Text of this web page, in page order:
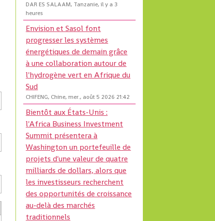
DAR ES SALAAM, Tanzanie, il y a 3
heures
Envision et Sasol font
progresser les systèmes
énergétiques de demain grâce
à une collaboration autour de
l'hydrogène vert en Afrique du
Sud
CHIFENG, Chine, mer., août 5 2026 21:42
Bientôt aux États-Unis :
l'Africa Business Investment
Summit présentera à
Washington un portefeuille de
projets d'une valeur de quatre
milliards de dollars, alors que
les investisseurs recherchent
des opportunités de croissance
au-delà des marchés
traditionnels